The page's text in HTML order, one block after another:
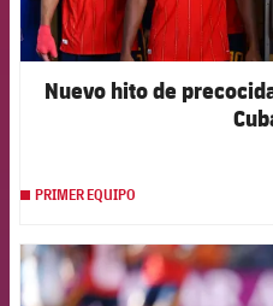
Nuevo hito de
PRIMER EQUIPO